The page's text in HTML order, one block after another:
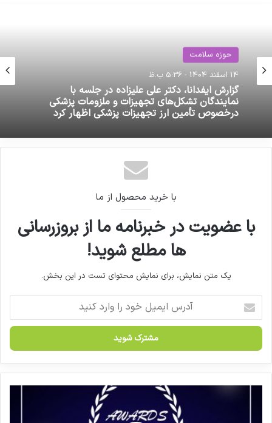
آئین نامه طرح دارو رسانی درب منزل
به زودی ابلاغ می شود
حوزه سلامت
14 اسفند 1404 - 5:36 ب.ظ
گزارش ایفدانا، دکتر علی علیزاده در جلسه با
نمایندگان تشکل‌های تجهیزات و ملزومات پزشکی
درخصوص تأمین ارز تجهیزات پزشکی اظهار کرد
با خرید محصول از ما
با عضویت در خبرنامه ما از بروزرسانی
ها مطلع شوید!
یک متن نمایش، برای نمایش محتوای تست در این بخش.
ر
ا
ی
م